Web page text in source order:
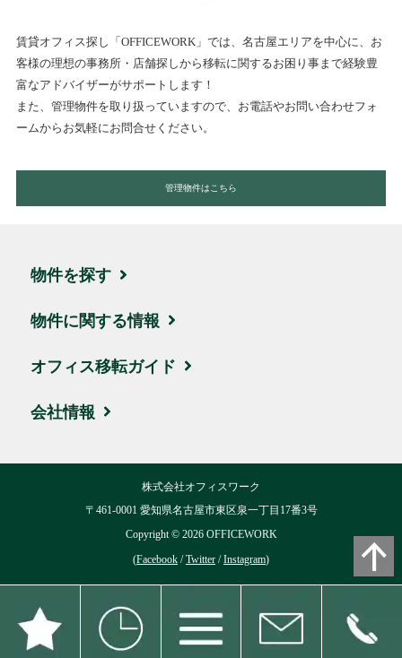
賃貸オフィス探し「OFFICEWORK」では、名古屋エリアを中心に、お
客様の理想の事務所・店舗探しから移転に関するお困り事まで経験豊
富なアドバイザーがサポートします！
また、管理物件を取り扱っていますので、お電話やお問い合わせフォ
ームからお気軽にお問合せください。
管理物件はこちら
物件を探す
エリア・住所から探す
駅名・沿線から探す
地図から探す
ハイグレード物件
物件に関する情報
ブログ
取引実績・お客様の声
オフィス移転ガイド
お引越しの流れ
移転費用について
よくある質問
会社情報
ブログ
個人情報保護方針
株式会社オフィスワーク
〒461-0001 愛知県名古屋市東区泉一丁目17番3号
Copyright © 2026OFFICEWORK
(Facebook /Twitter /Instagram)